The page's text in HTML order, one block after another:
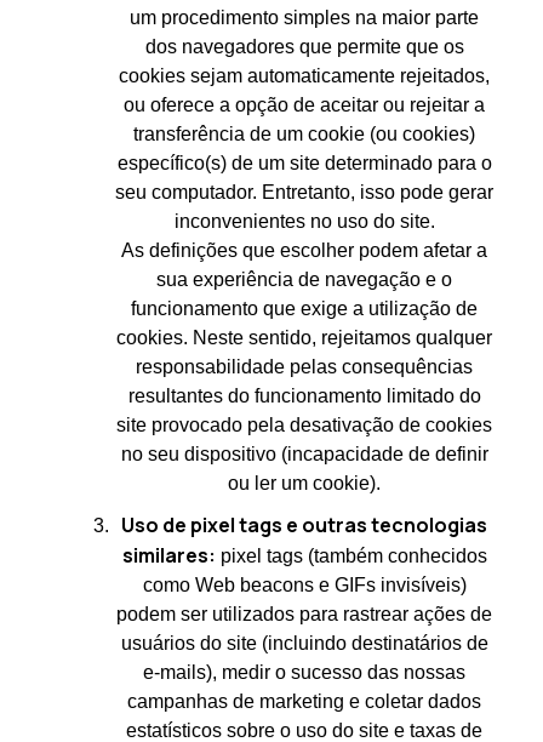
um procedimento simples na maior parte
dos navegadores que permite que os
cookies sejam automaticamente rejeitados,
ou oferece a opção de aceitar ou rejeitar a
transferência de um cookie (ou cookies)
específico(s) de um site determinado para o
seu computador. Entretanto, isso pode gerar
inconvenientes no uso do site.
As definições que escolher podem afetar a
sua experiência de navegação e o
funcionamento que exige a utilização de
cookies. Neste sentido, rejeitamos qualquer
responsabilidade pelas consequências
resultantes do funcionamento limitado do
site provocado pela desativação de cookies
no seu dispositivo (incapacidade de definir
ou ler um cookie).
Uso de pixel tags e outras tecnologias
similares: pixel tags (também conhecidos
como Web beacons e GIFs invisíveis)
podem ser utilizados para rastrear ações de
usuários do site (incluindo destinatários de
e-mails), medir o sucesso das nossas
campanhas de marketing e coletar dados
estatísticos sobre o uso do site e taxas de